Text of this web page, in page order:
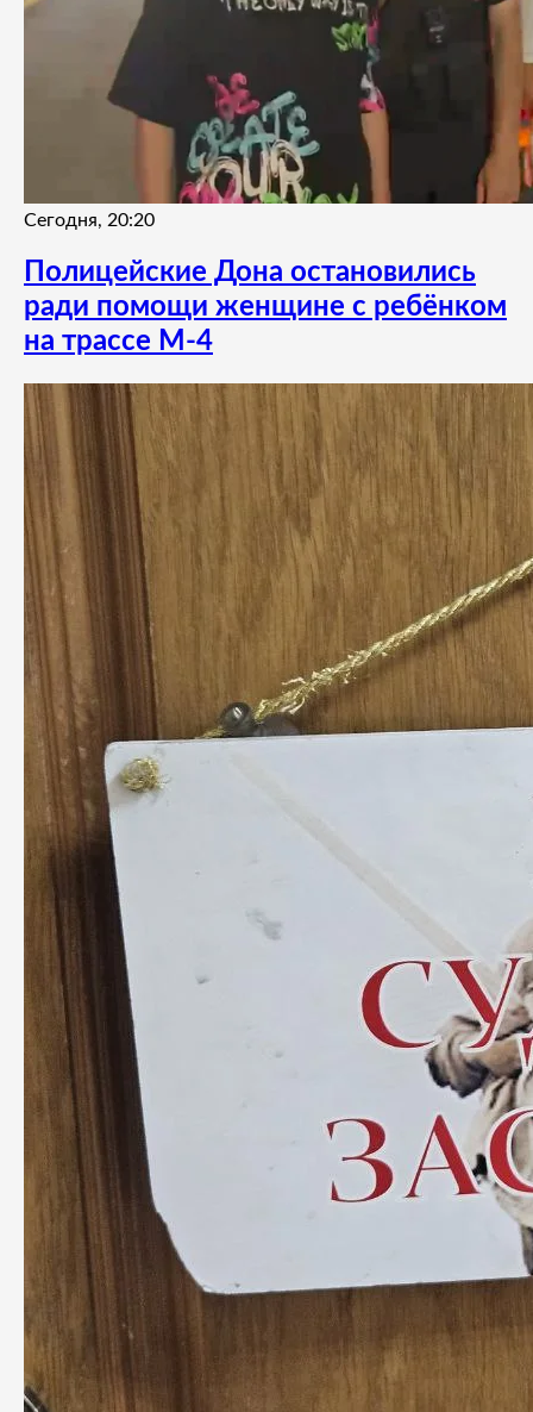
Сегодня, 20:20
Полицейские Дона остановились
ради помощи женщине с ребёнком
на трассе М-4